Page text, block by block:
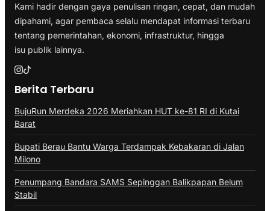
Kami hadir dengan gaya penulisan ringan, cepat, dan mudah
dipahami, agar pembaca selalu mendapat informasi terbaru
tentang pemerintahan, ekonomi, infrastruktur, hingga
isu publik lainnya.
Berita Terbaru
BujuRun Merdeka 2026 Meriahkan HUT ke-81 RI di Kutai
Barat
Bupati Berau Bantu Warga Terdampak Kebakaran di Jalan
Milono
Penumpang Bandara SAMS Sepinggan Balikpapan Belum
Stabil